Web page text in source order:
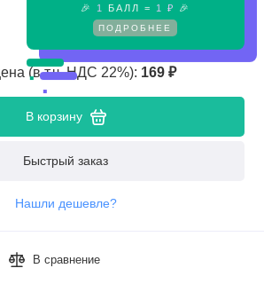
🎉
1 БАЛЛ = 1 ₽ 🎉
ПОДРОБНЕЕ
(в т.ч. НДС 22%): 169 ₽
В корзину
Быстрый заказ
Нашли дешевле?
В сравнение